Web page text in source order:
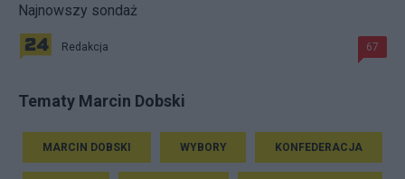
Najnowszy sondaż
Redakcja 67
Tematy Marcin Dobski
MARCIN DOBSKI WYBORY KONFEDERACJA